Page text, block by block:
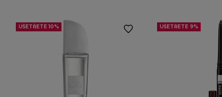
UŠETŘETE 10% UŠETŘETE 9%